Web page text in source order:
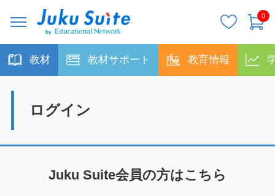
0
教材 教材サポート 教育情報
ログイン
Juku Suite会員の方はこちら